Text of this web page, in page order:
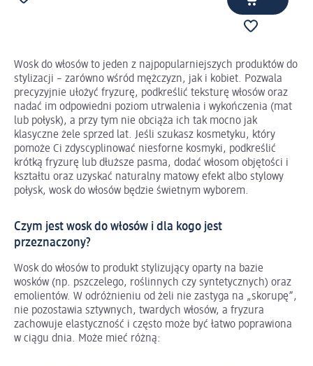
Wosk do włosów to jeden z najpopularniejszych produktów do
stylizacji – zarówno wśród mężczyzn, jak i kobiet. Pozwala
precyzyjnie ułożyć fryzurę, podkreślić teksturę włosów oraz
nadać im odpowiedni poziom utrwalenia i wykończenia (mat
lub połysk), a przy tym nie obciąża ich tak mocno jak
klasyczne żele sprzed lat. Jeśli szukasz kosmetyku, który
pomoże Ci zdyscyplinować niesforne kosmyki, podkreślić
krótką fryzurę lub dłuższe pasma, dodać włosom objętości i
kształtu oraz uzyskać naturalny matowy efekt albo stylowy
połysk, wosk do włosów będzie świetnym wyborem.
Czym jest wosk do włosów i dla kogo jest
przeznaczony?
Wosk do włosów to produkt stylizujący oparty na bazie
wosków (np. pszczelego, roślinnych czy syntetycznych) oraz
emolientów. W odróżnieniu od żeli nie zastyga na „skorupę”,
nie pozostawia sztywnych, twardych włosów, a fryzura
zachowuje elastyczność i często może być łatwo poprawiona
w ciągu dnia. Może mieć różną: